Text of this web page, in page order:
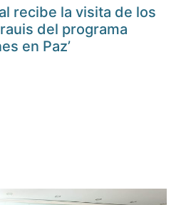
recibe la visita de los
del programa
en Paz’